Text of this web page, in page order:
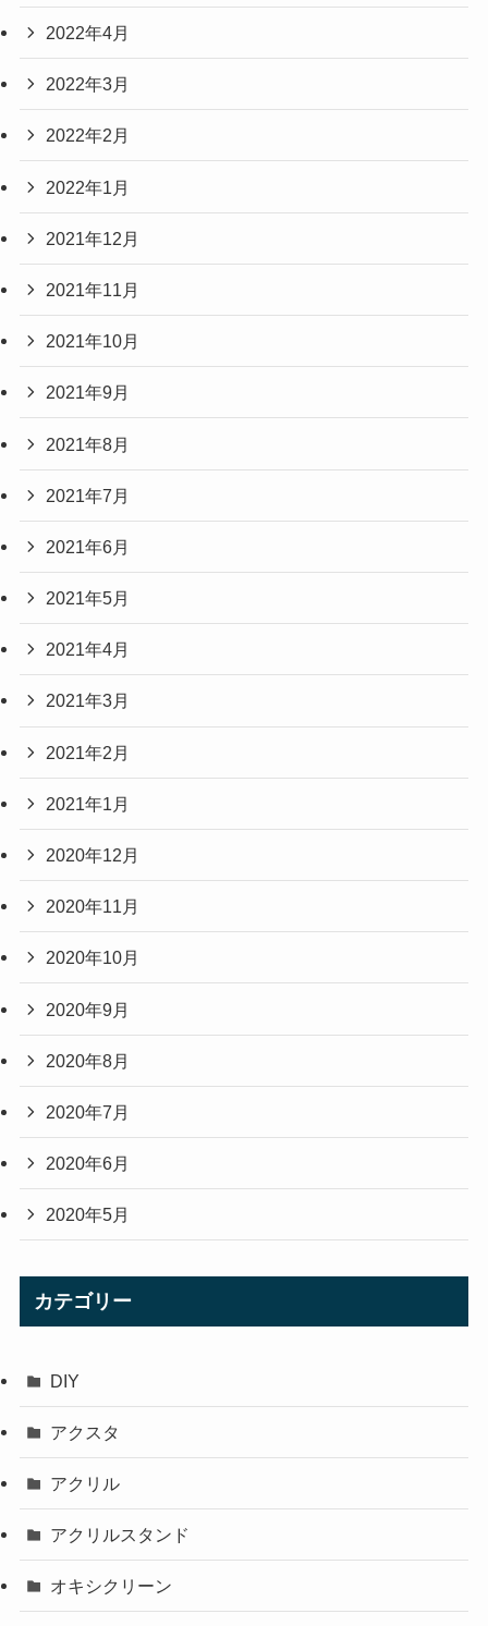
2022年4月
2022年3月
2022年2月
2022年1月
2021年12月
2021年11月
2021年10月
2021年9月
2021年8月
2021年7月
2021年6月
2021年5月
2021年4月
2021年3月
2021年2月
2021年1月
2020年12月
2020年11月
2020年10月
2020年9月
2020年8月
2020年7月
2020年6月
2020年5月
カテゴリー
DIY
アクスタ
アクリル
アクリルスタンド
オキシクリーン